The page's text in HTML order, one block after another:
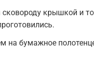
крышкой и
на бумажное